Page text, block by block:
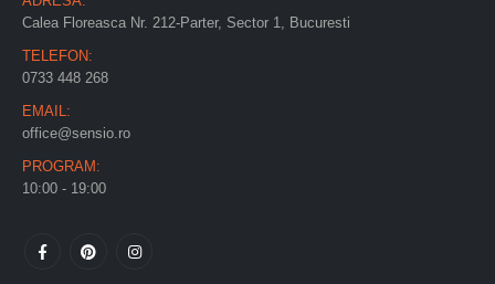
Calea Floreasca Nr. 212-Parter, Sector 1, Bucuresti
TELEFON:
0733 448 268
EMAIL:
office@sensio.ro
PROGRAM:
10:00 - 19:00